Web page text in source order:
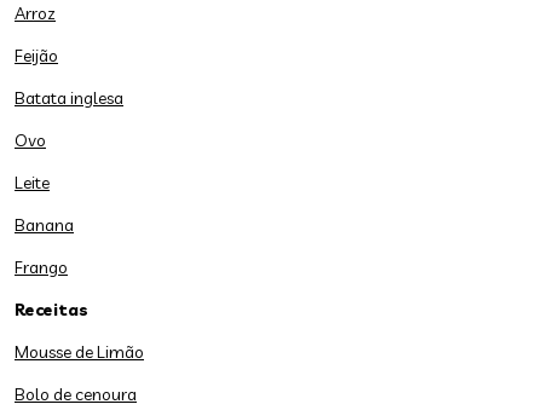
Arroz
Feijão
Batata inglesa
Ovo
Leite
Banana
Frango
Receitas
Mousse de Limão
Bolo de cenoura